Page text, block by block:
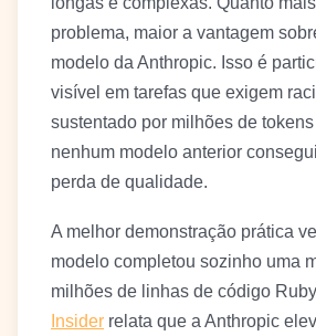
problema, maior a vantagem
modelo da Anthropic. Isso é
visível em tarefas que exigem
sustentado por milhões de
nenhum modelo anterior
perda de qualidade.
A melhor demonstração prática
modelo completou sozinho uma
milhões de linhas de código
Insider relata que a Anthropic